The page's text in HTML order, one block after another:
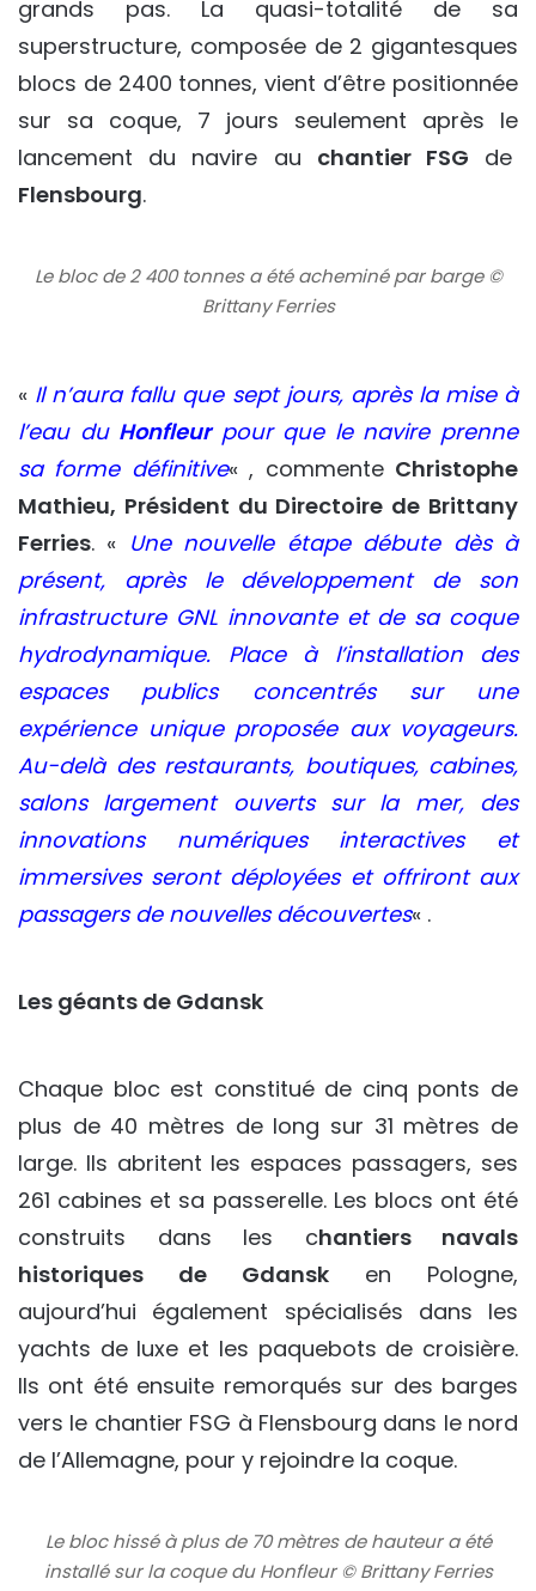
grands pas. La quasi-totalité de sa
superstructure, composée de 2 gigantesques
blocs de 2400 tonnes, vient d’être positionnée
sur sa coque, 7 jours seulement après le
lancement du navire au chantier FSG de
Flensbourg.
Le bloc de 2 400 tonnes a été acheminé par barge ©
Brittany Ferries
« Il n’aura fallu que sept jours, après la mise à
l’eau du Honfleurpour que le navire prenne
sa forme définitive« , commente Christophe
Mathieu, Président du Directoire de Brittany
Ferries. « Une nouvelle étape débute dès à
présent, après le développement de son
infrastructure GNL innovante et de sa coque
hydrodynamique. Place à l’installation des
espaces publics concentrés sur une
expérience unique proposée aux voyageurs.
Au-delà des restaurants, boutiques, cabines,
salons largement ouverts sur la mer, des
innovations numériques interactives et
immersives seront déployées et offriront aux
passagers de nouvelles découvertes« .
Les géants de Gdansk
Chaque bloc est constitué de cinq ponts de
plus de 40 mètres de long sur 31 mètres de
large. Ils abritent les espaces passagers, ses
261 cabines et sa passerelle. Les blocs ont été
construits dans les chantiers navals
historiques de Gdansk en Pologne,
aujourd’hui également spécialisés dans les
yachts de luxe et les paquebots de croisière.
Ils ont été ensuite remorqués sur des barges
vers le chantier FSG à Flensbourg dans le nord
de l’Allemagne, pour y rejoindre la coque.
Le bloc hissé à plus de 70 mètres de hauteur a été
installé sur la coque du Honfleur © Brittany Ferries